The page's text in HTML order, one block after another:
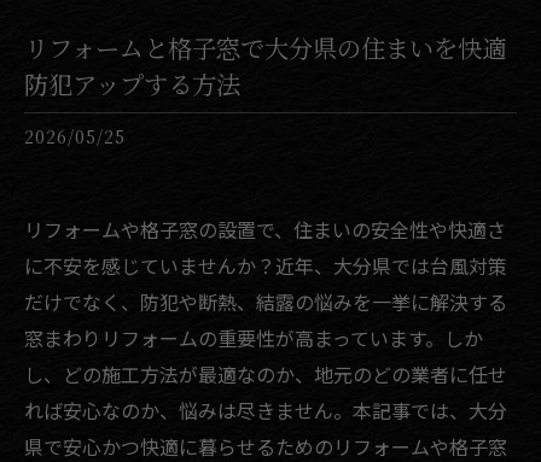
リフォームと格子窓で大分県の住まいを快適
防犯アップする方法
2026/05/25
リフォームや格子窓の設置で、住まいの安全性や快適さ
に不安を感じていませんか？近年、大分県では台風対策
だけでなく、防犯や断熱、結露の悩みを一挙に解決する
窓まわりリフォームの重要性が高まっています。しか
し、どの施工方法が最適なのか、地元のどの業者に任せ
れば安心なのか、悩みは尽きません。本記事では、大分
県で安心かつ快適に暮らせるためのリフォームや格子窓